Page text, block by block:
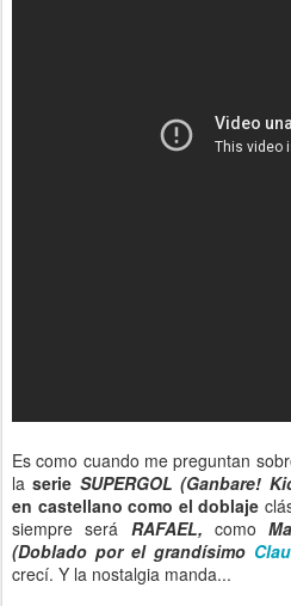
Es como cuando me preguntan
laserie SUPERGOL (Ganbare!
en castellano como el doblaje
siempre será RAFAEL, como
(Doblado por el grandísimo
crecí. Y la nostalgia manda...